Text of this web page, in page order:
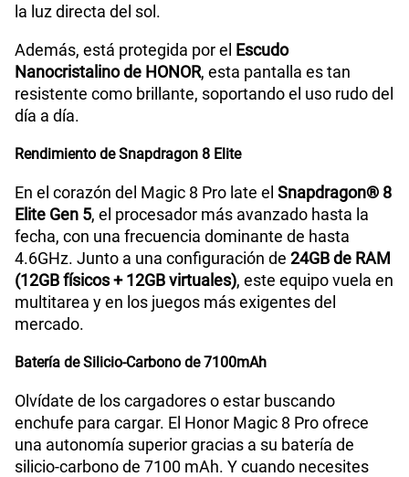
la luz directa del sol.
Además, está protegida por el Escudo
Nanocristalino de HONOR, esta pantalla es tan
resistente como brillante, soportando el uso rudo del
día a día.
Rendimiento de Snapdragon 8 Elite
En el corazón del Magic 8 Pro late el Snapdragon® 8
Elite Gen 5, el procesador más avanzado hasta la
fecha, con una frecuencia dominante de hasta
4.6GHz. Junto a una configuración de 24GB de RAM
(12GB físicos + 12GB virtuales), este equipo vuela en
multitarea y en los juegos más exigentes del
mercado.
Batería de Silicio-Carbono de 7100mAh
Olvídate de los cargadores o estar buscando
enchufe para cargar. El Honor Magic 8 Pro ofrece
una autonomía superior gracias a su batería de
silicio-carbono de 7100 mAh. Y cuando necesites